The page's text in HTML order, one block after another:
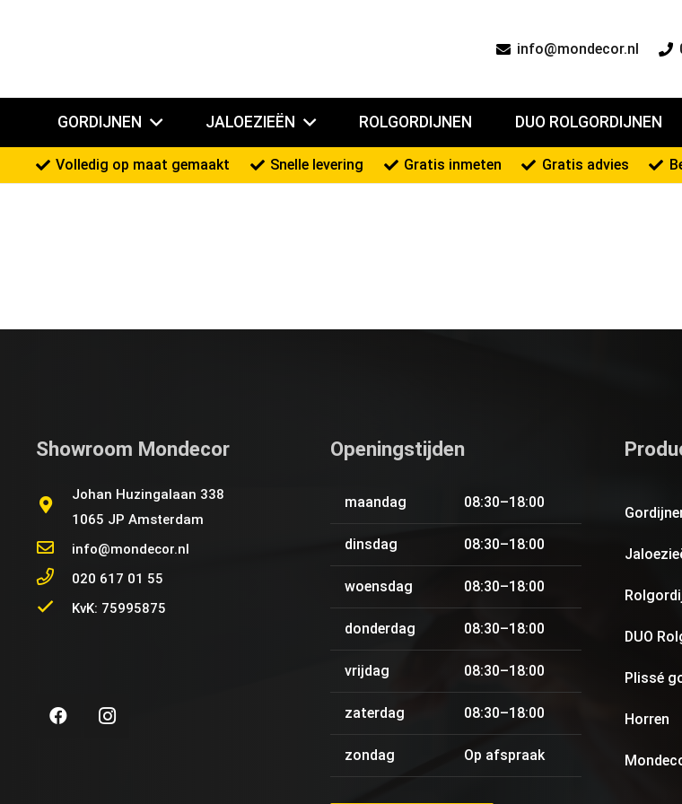
info@mondecor.nl
GORDIJNEN JALOEZIEËN ROLGORDIJNEN DUO ROLGORDIJNEN
Volledig op maat gemaakt Snelle levering Gratis inmeten Gratis advies
Showroom Mondecor
Johan Huzingalaan 338
1065 JP Amsterdam
info@mondecor.nl
020 617 01 55
KvK: 75995875
Openingstijden
maandag 08:30–18:00
dinsdag 08:30–18:00
woensdag 08:30–18:00
donderdag 08:30–18:00
vrijdag 08:30–18:00
zaterdag 08:30–18:00
zondag Op afspraak
DUO
Plissé
Horren